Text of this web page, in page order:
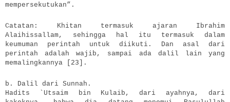
mempersekutukan”.
Catatan: Khitan termasuk ajaran Ibrahim
Alaihissallam, sehingga hal itu termasuk dalam
keumuman perintah untuk diikuti. Dan asal dari
perintah adalah wajib, sampai ada dalil lain yang
memalingkannya [23].
b. Dalil dari Sunnah.
Hadits `Utsaim bin Kulaib, dari ayahnya, dari